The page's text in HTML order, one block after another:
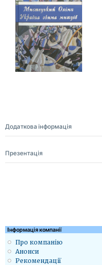
Додаткова інформація
Презентація
Iнформація компанії
Про компанію
Анонси
Рекомендації